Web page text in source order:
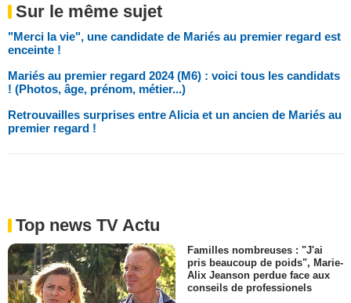
Sur le même sujet
"Merci la vie", une candidate de Mariés au premier regard est
enceinte !
Mariés au premier regard 2024 (M6) : voici tous les candidats
! (Photos, âge, prénom, métier...)
Retrouvailles surprises entre Alicia et un ancien de Mariés au
premier regard !
Top news TV Actu
Familles nombreuses : "J'ai
pris beaucoup de poids", Marie-
Alix Jeanson perdue face aux
conseils de professionels